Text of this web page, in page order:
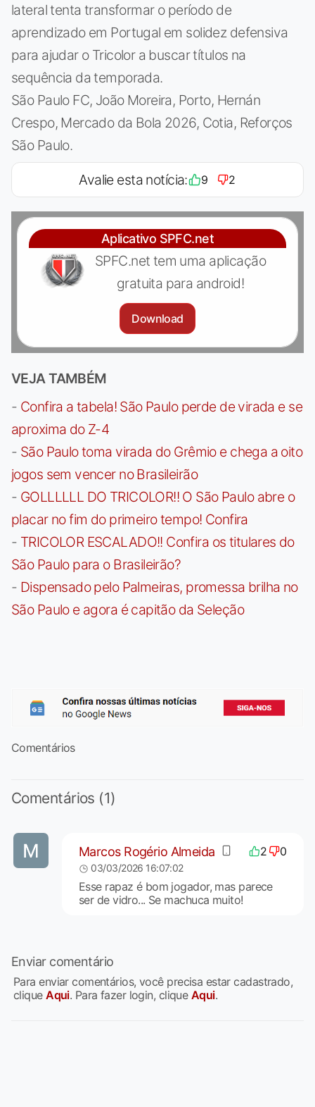
lateral tenta transformar o período de
aprendizado em Portugal em solidez defensiva
para ajudar o Tricolor a buscar títulos na
sequência da temporada.
São Paulo FC, João Moreira, Porto, Hernán
Crespo, Mercado da Bola 2026, Cotia, Reforços
São Paulo.
Avalie esta notícia: 9 2
Aplicativo SPFC.net
SPFC.net tem uma aplicação
gratuita para android!
Download
VEJA TAMBÉM
- Confira a tabela! São Paulo perde de virada e se
aproxima do Z-4
- São Paulo toma virada do Grêmio e chega a oito
jogos sem vencer no Brasileirão
- GOLLLLLL DO TRICOLOR!! O São Paulo abre o
placar no fim do primeiro tempo! Confira
- TRICOLOR ESCALADO!! Confira os titulares do
São Paulo para o Brasileirão?
- Dispensado pelo Palmeiras, promessa brilha no
São Paulo e agora é capitão da Seleção
Comentários
Comentários (1)
Marcos Rogério Almeida 2 0
03/03/2026 16:07:02
Esse rapaz é bom jogador, mas parece
ser de vidro... Se machuca muito!
Enviar comentário
Para enviar comentários, você precisa estar cadastrado,
cliqueAqui. Para fazer login, clique Aqui.